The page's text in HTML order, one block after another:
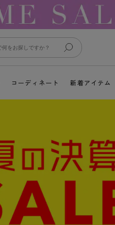
コーディネート 新着アイテム